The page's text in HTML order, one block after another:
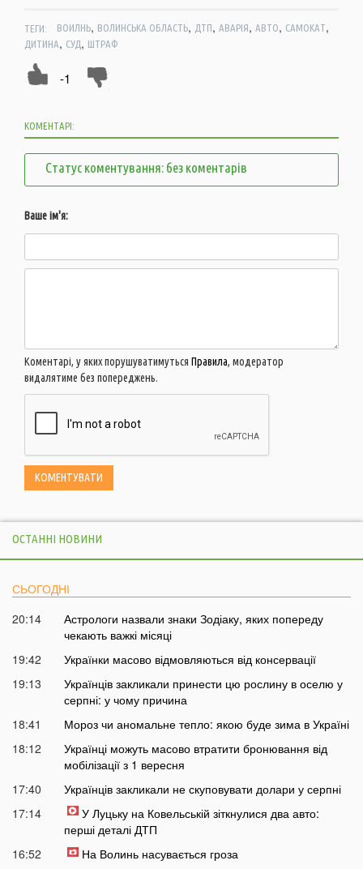
ТЕГИ: ВОИЛНЬ, ВОЛИНСЬКА ОБЛАСТЬ, ДТП, АВАРІЯ, АВТО, САМОКАТ,
ДИТИНА, СУД, ШТРАФ
-1
КОМЕНТАРІ:
Статус коментування: без коментарів
Ваше ім'я:
Коментарі, у яких порушуватимуться Правила, модератор
видалятиме без попереджень.
ОСТАННІ НОВИНИ
СЬОГОДНІ
20:14
Астрологи назвали знаки Зодіаку, яких попереду
чекають важкі місяці
19:42
Українки масово відмовляються від консервації
19:13
Українців закликали принести цю рослину в оселю у
серпні: у чому причина
18:41
Мороз чи аномальне тепло: якою буде зима в Україні
18:12
Українці можуть масово втратити бронювання від
мобілізації з 1 вересня
17:40
Українців закликали не скуповувати долари у серпні
17:14
У Луцьку на Ковельській зіткнулися два авто:
перші деталі ДТП
16:52
На Волинь насувається гроза